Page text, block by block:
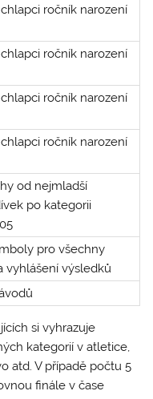
ročník narození
ročník narození
ročník narození
ročník narození
od nejmladší
po kategorii
pro všechny
vyhlášení výsledků
si vyhrazuje
kategorií v atletice,
atd. V případě počtu 5
finále v čase